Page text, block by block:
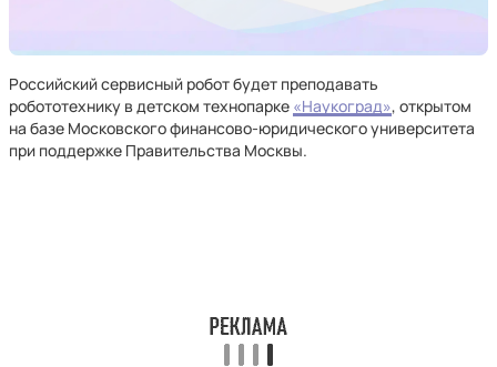
Российский сервисный робот будет преподавать
робототехнику в детском технопарке «Наукоград», открытом
на базе Московского финансово-юридического университета
при поддержке Правительства Москвы.